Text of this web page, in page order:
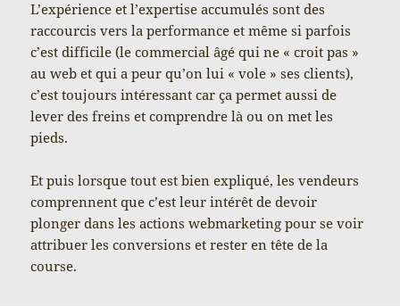
L’expérience et l’expertise accumulés sont des
raccourcis vers la performance et même si parfois
c’est difficile (le commercial âgé qui ne « croit pas »
au web et qui a peur qu’on lui « vole » ses clients),
c’est toujours intéressant car ça permet aussi de
lever des freins et comprendre là ou on met les
pieds.
Et puis lorsque tout est bien expliqué, les vendeurs
comprennent que c’est leur intérêt de devoir
plonger dans les actions webmarketing pour se voir
attribuer les conversions et rester en tête de la
course.